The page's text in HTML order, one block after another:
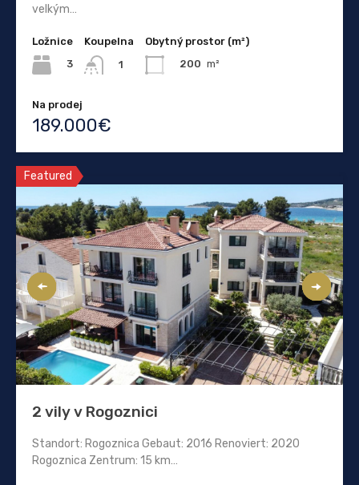
velkým…
Ložnice
3
Koupelna
1
Obytný prostor (m²)
200 m²
Na prodej
189.000€
Featured
2 vily v Rogoznici
Standort: Rogoznica Gebaut: 2016 Renoviert: 2020
Rogoznica Zentrum: 15 km…